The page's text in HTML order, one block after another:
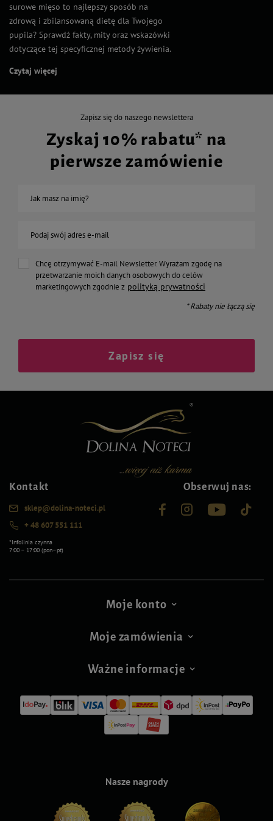
surowe mięso to najlepszy sposób na
zdrową i zbilansowaną dietę dla Twojego
pupila? Sprawdź fakty, mity oraz wskazówki
dotyczące tej specyficznej metody żywienia.
Czytaj więcej
Zapisz się do naszego newslettera
Zyskaj 10% rabatu* na
pierwsze zamówienie
Jak masz na imię?
Podaj swój adres e-mail
Chcę otrzymywać E-mail Newsletter. Wyrażam zgodę na
przetwarzanie moich danych osobowych do celów
marketingowych zgodnie z polityką prywatności
* Rabaty nie łączą się
Zapisz się
Kontakt
sklep@dolina-noteci.pl
+ 48 607 551 111
*Infolinia czynna
7:00 – 17:00 (pon–pt)
Obserwuj nas:
Moje konto
Moje zamówienia
Ważne informacje
Nasze nagrody